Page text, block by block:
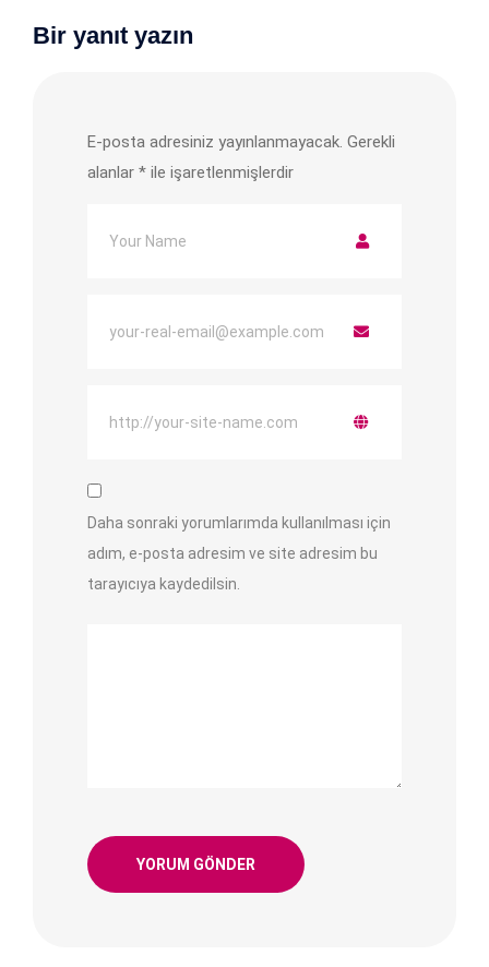
Bir yanıt yazın
E-posta adresiniz yayınlanmayacak. Gerekli
alanlar * ile işaretlenmişlerdir
Daha sonraki yorumlarımda kullanılması için
adım, e-posta adresim ve site adresim bu
tarayıcıya kaydedilsin.